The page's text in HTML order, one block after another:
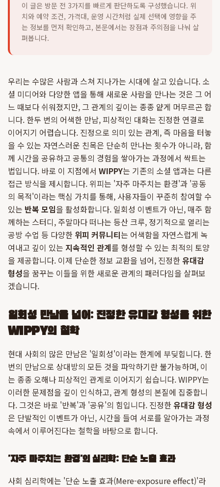
이 글은 방문 전 3가지를 빠르게 판단하도록 구성했습니다. 위
치와 예약 조건, 가격대, 운영 시간처럼 실제 선택에 영향을 주
는 정보를 먼저 확인하고, 본문에서는 장점과 주의점을 나눠 살
펴봅니다.
우리는 수많은 사람과 스쳐 지나가는 시대에 살고 있습니다. 소
셜 미디어와 다양한 앱을 통해 새로운 사람을 만나는 것은 그 어
느 때보다 쉬워졌지만, 그 관계의 깊이는 종종 얕게 머무르곤 합
니다. 한두 번의 어색한 만남, 피상적인 대화는 진정한 연결로
이어지기 어렵습니다. 진정으로 의미 있는 관계, 즉 마음을 터놓
을 수 있는 자연스러운 친목은 단순히 만나는 횟수가 아니라, 함
께 시간을 공유하고 공통의 경험을 쌓아가는 과정에서 싹트는
법입니다. 바로 이 지점에서 WIPPY는 기존의 소셜 앱과는 다른
접근 방식을 제시합니다. 위피는 '자주 마주치는 환경'과 '공동
의 목적'이라는 핵심 가치를 통해, 사용자들이 꾸준히 참여할 수
있는 반복 모임을 활성화합니다. 일회성 이벤트가 아닌, 매주 함
께하는 스터디, 주말마다 떠나는 등산 크루, 정기적으로 열리는
공방 수업 등 다양한 위피 커뮤니티는 어색함을 자연스럽게 녹
여내고 깊이 있는 지속적인 관계를 형성할 수 있는 최적의 토양
을 제공합니다. 이제 단순한 정보 교환을 넘어, 진정한유대감
형성을 꿈꾸는 이들을 위한 새로운 관계의 패러다임을 살펴보
겠습니다.
일회성 만남을 넘어: 진정한 유대감 형성을 위한
WIPPY의 철학
현대 사회의 많은 만남은 '일회성'이라는 한계에 부딪힙니다. 한
번의 만남으로 상대방의 모든 것을 파악하기란 불가능하며, 이
는 종종 오해나 피상적인 관계로 이어지기 쉽습니다. WIPPY는
이러한 문제점을 깊이 인식하고, 관계 형성의 본질에 집중합니
다. 그것은 바로 '반복'과 '공유'의 힘입니다. 진정한유대감 형성
은 단발적인 이벤트가 아닌, 시간을 들여 서로를 알아가는 과정
속에서 이루어진다는 철학을 바탕으로 합니다.
'자주 마주치는 환경'의 심리학: 단순 노출 효과
사회 심리학에는 '단순 노출 효과(Mere-exposure effect)'라